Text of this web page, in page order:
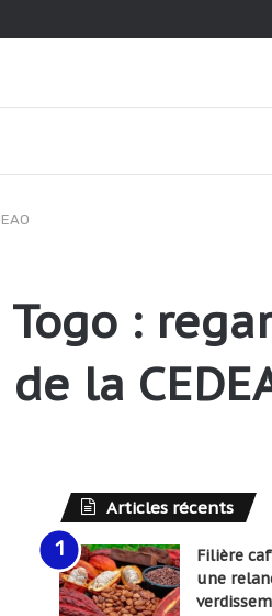
:
la
Articles récents
Filière
une